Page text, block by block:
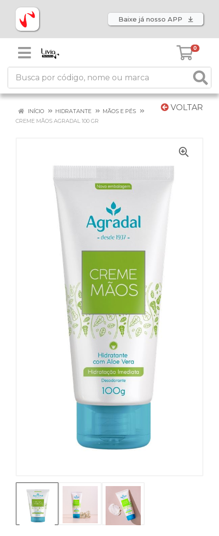
Baixe já nosso APP
0
VOLTAR
INÍCIO HIDRATANTE
MÃOS E PÉS
CREME MÃOS AGRADAL 100 GR